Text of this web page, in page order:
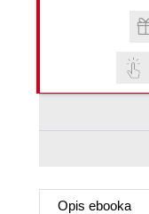
Opis ebooka